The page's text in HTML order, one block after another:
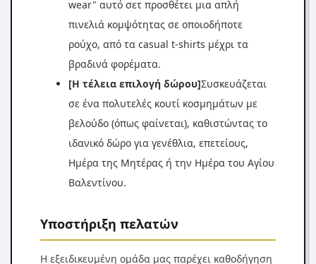
wear" αυτό σετ προσθέτει μια απλή
πινελιά κομψότητας σε οποιοδήποτε
ρούχο, από τα casual t-shirts μέχρι τα
βραδινά φορέματα.
[Η τέλεια επιλογή δώρου]Συσκευάζεται
σε ένα πολυτελές κουτί κοσμημάτων με
βελούδο (όπως φαίνεται), καθιστώντας το
ιδανικό δώρο για γενέθλια, επετείους,
Ημέρα της Μητέρας ή την Ημέρα του Αγίου
Βαλεντίνου.
Υποστήριξη πελατών
Η εξειδικευμένη ομάδα μας παρέχει καθοδήγηση